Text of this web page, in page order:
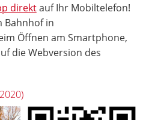
direktauf Ihr Mobiltelefon!
Bahnhof in
Öffnen am Smartphone,
die Webversion des